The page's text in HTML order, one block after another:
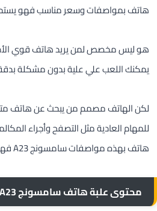
هاتف بمواصفات وسعر مناسب فهو
هو ليس مخصص لمن يريد هاتف قوي
يمكنك اللعب علي علية بدون مشكلة
لكن الهاتف مصمم من يبحث عن هاتف
للمهام العادية مثل التصفح وأجراء
هاتف بهذه مواصفات سامسونج A23 فهو مناسب لك.
محتوى علبة هاتف سامسونج A23